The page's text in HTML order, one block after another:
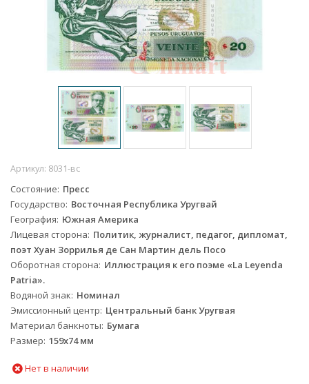
Артикул: 8031-вс
Состояние Пресс
Государство Восточная Республика Уругвай
География Южная Америка
Лицевая сторона Политик, журналист, педагог, дипломат,
поэт Хуан Зоррилья де Сан Мартин дель Посо
Оборотная сторона Иллюстрация к его поэме «La Leyenda
Patria».
Водяной знак Номинал
Эмиссионный центр Центральный банк Уругвая
Материал банкноты Бумага
Размер 159х74 мм
Нет в наличии